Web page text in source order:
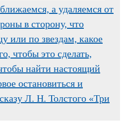
а удаляемся от
в сторону, что
или по звездам, какое
чтобы это сделать,
найти настоящий
остановиться и
Л. Н. Толстого «Три